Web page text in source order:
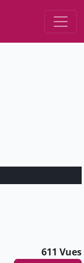
611 Vues